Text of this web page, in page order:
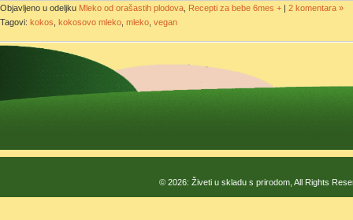
Objavljeno u odeljku Mleko od orašastih plodova Recepti za bebe 6mes + | 2 komentara »
Tagovi: kokos kokosovo mleko mleko vegan
© 2026: Živeti u skladu s prirodom, All Rights